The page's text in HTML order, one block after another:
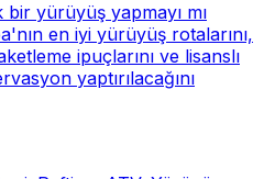
yürüyüş yapmayı mı
en iyi yürüyüş rotalarını,
ipuçlarını ve lisanslı
yaptırılacağını